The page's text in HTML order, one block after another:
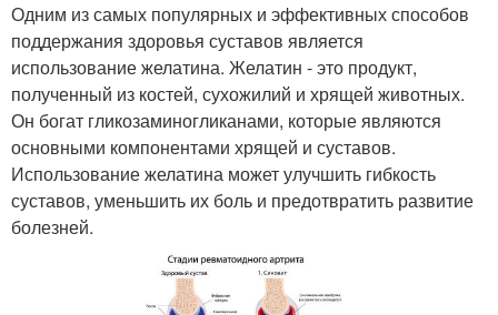
Одним из самых популярных и эффективных способов
поддержания здоровья суставов является
использование желатина. Желатин - это продукт,
полученный из костей, сухожилий и хрящей животных.
Он богат гликозаминогликанами, которые являются
основными компонентами хрящей и суставов.
Использование желатина может улучшить гибкость
суставов, уменьшить их боль и предотвратить развитие
болезней.